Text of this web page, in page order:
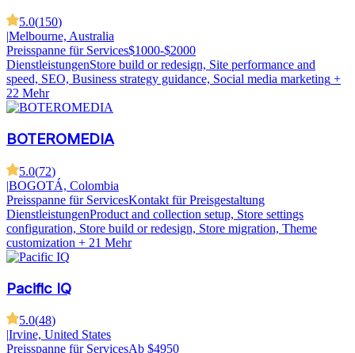
5.0(150)
|Melbourne, Australia
Preisspanne für Services$1000-$2000
DienstleistungenStore build or redesign, Site performance and
speed, SEO, Business strategy guidance, Social media marketing +
22 Mehr
BOTEROMEDIA
5.0(72)
|BOGOTÁ, Colombia
Preisspanne für ServicesKontakt für Preisgestaltung
DienstleistungenProduct and collection setup, Store settings
configuration, Store build or redesign, Store migration, Theme
customization + 21 Mehr
Pacific IQ
5.0(48)
|Irvine, United States
Preisspanne für ServicesAb $4950